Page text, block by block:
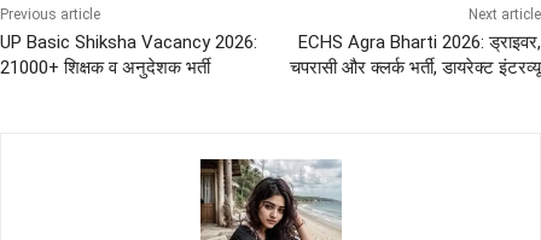
Previous article
UP Basic Shiksha Vacancy 2026:
21000+ शिक्षक व अनुदेशक भर्ती
Next article
ECHS Agra Bharti 2026: ड्राइवर,
चपरासी और क्लर्क भर्ती, डायरेक्ट इंटरव्यू